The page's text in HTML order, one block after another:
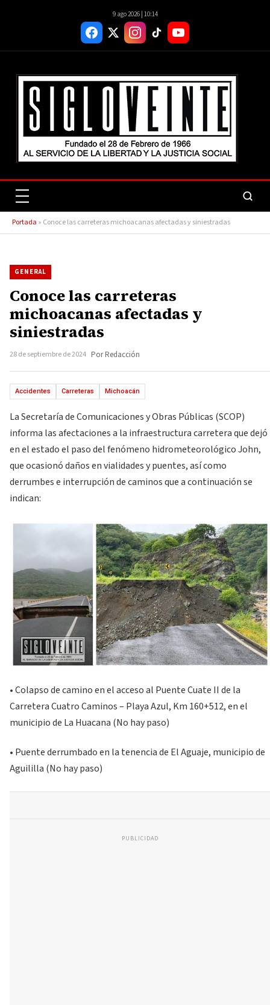
9 ago 2026 | 10:14
Portada » Conoce las carreteras michoacanas afectadas y siniestradas
GENERAL
Conoce las carreteras
michoacanas afectadas y
siniestradas
28 de septiembre de 2024 Por Redacción
Accidentes Carreteras Michoacán
La Secretaría de Comunicaciones y Obras Públicas (SCOP)
informa las afectaciones a la infraestructura carretera que dejó
en el estado el paso del fenómeno hidrometeorológico John,
que ocasionó daños en vialidades y puentes, así como
derrumbes e interrupción de caminos que a continuación se
indican:
• Colapso de camino en el acceso al Puente Cuate II de la
Carretera Cuatro Caminos – Playa Azul, Km 160+512, en el
municipio de La Huacana (No hay paso)
• Puente derrumbado en la tenencia de El Aguaje, municipio de
Aguililla (No hay paso)
PUBLICIDAD